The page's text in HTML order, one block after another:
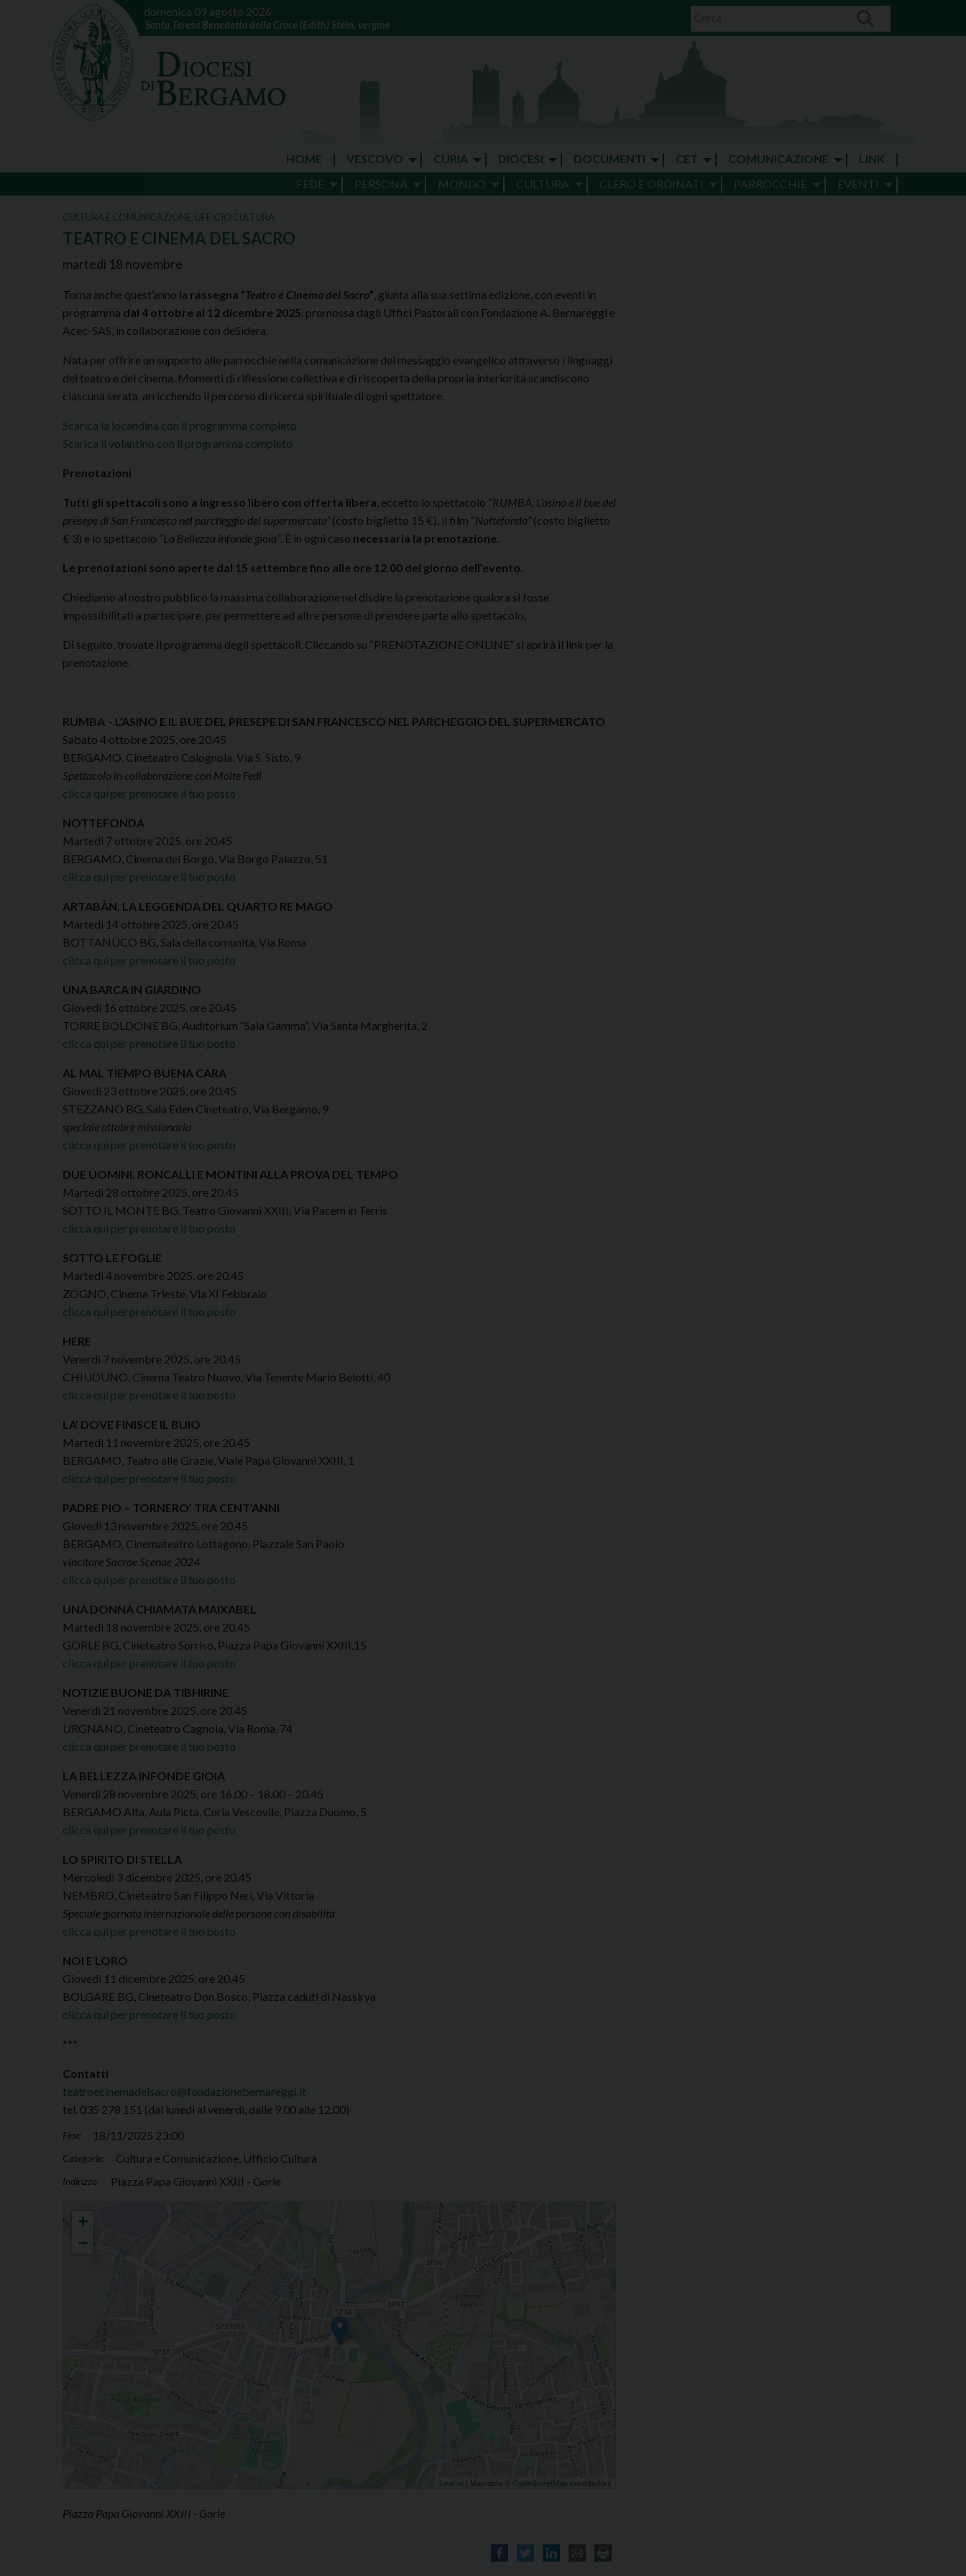
domenica 09 agosto 2026
Santa Teresa Benedetta della Croce (Edith) Stein, vergine
HOME VESCOVO CURIA DIOCESI DOCUMENTI CET COMUNICAZIONE
LINK
FEDE
PERSONA MONDO CULTURA CLERO E ORDINATI PARROCCHIE EVENTI
CULTURA E COMUNICAZIONE UFFICIO CULTURA
TEATRO E CINEMA DEL SACRO
martedì 18 novembre
Torna anche quest’anno la rassegna “Teatro e Cinema del Sacro” , giunta alla sua settima edizione, con eventi in
programma dal 4 ottobre al 12 dicembre 2025 , promossa dagli Uffici Pastorali con Fondazione A. Bernareggi e
Acec-SAS, in collaborazione con deSidera.
Nata per offrire un supporto alle parrocchie nella comunicazione del messaggio evangelico attraverso i linguaggi
del teatro e del cinema. Momenti di riflessione collettiva e di riscoperta della propria interiorità scandiscono
ciascuna serata, arricchendo il percorso di ricerca spirituale di ogni spettatore.
Scarica la locandina con il programma completo
Scarica il volantino con il programma completo
Prenotazioni
Tutti gli spettacoli sono a ingresso libero con offerta libera , eccetto lo spettacolo “RUMBA. L’asino e il bue del
presepe di San Francesco nel parcheggio del supermercato” (costo biglietto 15 €), il film “Nottefonda” (costo biglietto
€ 3) e lo spettacolo “La Bellezza infonde gioia” . È in ogni caso necessaria la prenotazione.
Le prenotazioni sono aperte dal 15 settembre fino alle ore 12.00 del giorno dell’evento.
Chiediamo al nostro pubblico la massima collaborazione nel disdire la prenotazione qualora si fosse
impossibilitati a partecipare, per permettere ad altre persone di prendere parte allo spettacolo.
Di seguito, trovate il programma degli spettacoli. Cliccando su “PRENOTAZIONE ONLINE” si aprirà il link per la
prenotazione.
RUMBA – L’ASINO E IL BUE DEL PRESEPE DI SAN FRANCESCO NEL PARCHEGGIO DEL SUPERMERCATO
Sabato 4 ottobre 2025, ore 20.45
BERGAMO, Cineteatro Colognola, Via S. Sisto, 9
Spettacolo in collaborazione con Molte Fedi
clicca qui per prenotare il tuo posto
NOTTEFONDA
Martedì 7 ottobre 2025, ore 20.45
BERGAMO, Cinema del Borgo, Via Borgo Palazzo, 51
clicca qui per prenotare il tuo posto
ARTABÀN. LA LEGGENDA DEL QUARTO RE MAGO
Martedì 14 ottobre 2025, ore 20.45
BOTTANUCO BG, Sala della comunità, Via Roma
clicca qui per prenotare il tuo posto
UNA BARCA IN GIARDINO
Giovedì 16 ottobre 2025, ore 20.45
TORRE BOLDONE BG, Auditorium “Sala Gamma”, Via Santa Margherita, 2
clicca qui per prenotare il tuo posto
AL MAL TIEMPO BUENA CARA
Giovedì 23 ottobre 2025, ore 20.45
STEZZANO BG, Sala Eden Cineteatro, Via Bergamo, 9
speciale ottobre missionario
clicca qui per prenotare il tuo posto
DUE UOMINI. RONCALLI E MONTINI ALLA PROVA DEL TEMPO
Martedì 28 ottobre 2025, ore 20.45
SOTTO IL MONTE BG, Teatro Giovanni XXIII, Via Pacem in Terris
clicca qui per prenotare il tuo posto
SOTTO LE FOGLIE
Martedì 4 novembre 2025, ore 20.45
ZOGNO, Cinema Trieste, Via XI Febbraio
clicca qui per prenotare il tuo posto
HERE
Venerdì 7 novembre 2025, ore 20.45
CHIUDUNO, Cinema Teatro Nuovo, Via Tenente Mario Belotti, 40
clicca qui per prenotare il tuo posto
LA’ DOVE FINISCE IL BUIO
Martedì 11 novembre 2025, ore 20.45
BERGAMO, Teatro alle Grazie, Viale Papa Giovanni XXIII, 1
clicca qui per prenotare il tuo posto
PADRE PIO – TORNERO’ TRA CENT’ANNI
Giovedì 13 novembre 2025, ore 20.45
BERGAMO, Cinemateatro Lottagono, Piazzale San Paolo
vincitore Sacrae Scenae 2024
clicca qui per prenotare il tuo posto
UNA DONNA CHIAMATA MAIXABEL
Martedì 18 novembre 2025, ore 20.45
GORLE BG, Cineteatro Sorriso, Piazza Papa Giovanni XXIII,15
clicca qui per prenotare il tuo posto
NOTIZIE BUONE DA TIBHIRINE
Venerdì 21 novembre 2025, ore 20.45
URGNANO, Cineteatro Cagnola, Via Roma, 74
clicca qui per prenotare il tuo posto
LA BELLEZZA INFONDE GIOIA
Venerdì 28 novembre 2025, ore 16.00 – 18.00 – 20.45
BERGAMO Alta, Aula Picta, Curia Vescovile, Piazza Duomo, 5
clicca qui per prenotare il tuo posto
LO SPIRITO DI STELLA
Mercoledì 3 dicembre 2025, ore 20.45
NEMBRO, Cineteatro San Filippo Neri, Via Vittoria
Speciale giornata internazionale delle persone con disabilità
clicca qui per prenotare il tuo posto
NOI E LORO
Giovedì 11 dicembre 2025, ore 20.45
BOLGARE BG, Cineteatro Don Bosco, Piazza caduti di Nassirya
clicca qui per prenotare il tuo posto
***
Contatti
teatroecinemadelsacro@fondazionebernareggi.it
tel. 035 278 151 (dal lunedì al venerdì, dalle 9.00 alle 12.00)
Fine: 18/11/2025 23:00
Categorie: Cultura e Comunicazione, Ufficio Cultura
Indirizzo: Piazza Papa Giovanni XXIII - Gorle
+
−
Leaflet | Map data © OpenStreetMap contributors
Piazza Papa Giovanni XXIII - Gorle